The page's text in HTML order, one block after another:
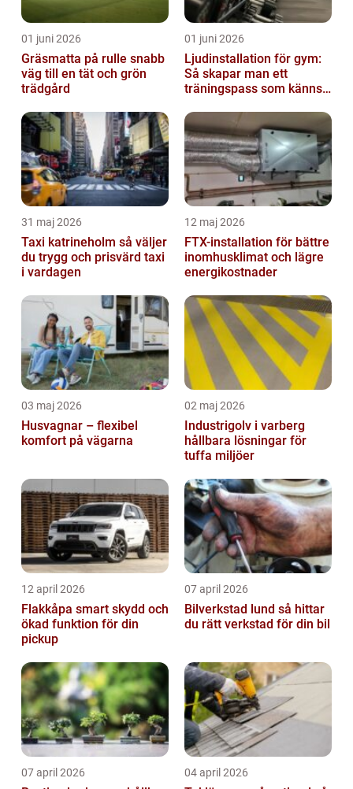
01 juni 2026
Gräsmatta på rulle snabb
väg till en tät och grön
trädgård
01 juni 2026
Ljudinstallation för gym:
Så skapar man ett
träningspass som känns i
31 maj 2026
Taxi katrineholm så väljer
du trygg och prisvärd taxi
i vardagen
12 maj 2026
FTX-installation för bättre
inomhusklimat och lägre
energikostnader
03 maj 2026
Husvagnar – flexibel
komfort på vägarna
02 maj 2026
Industrigolv i varberg
hållbara lösningar för
tuffa miljöer
12 april 2026
Flakkåpa smart skydd och
ökad funktion för din
pickup
07 april 2026
Bilverkstad lund så hittar
du rätt verkstad för din bil
07 april 2026 04 april 2026